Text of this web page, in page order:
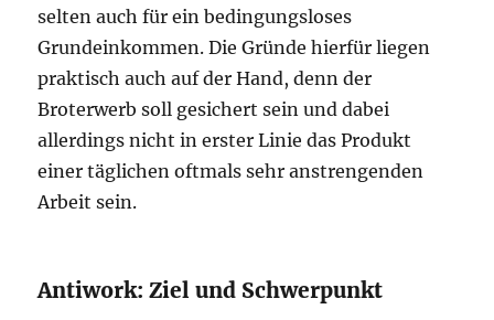
selten auch für ein bedingungsloses
Grundeinkommen. Die Gründe hierfür liegen
praktisch auch auf der Hand, denn der
Broterwerb soll gesichert sein und dabei
allerdings nicht in erster Linie das Produkt
einer täglichen oftmals sehr anstrengenden
Arbeit sein.
Antiwork: Ziel und Schwerpunkt